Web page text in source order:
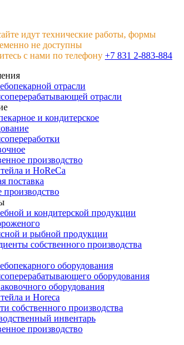
идут технические работы, формы
не доступны
с нами по телефону +7 831 2-883-884
отрасли
отрасли
и кондитерское
производство
и HoReCa
поставка
производство
и кондитерской продукции
и рыбной продукции
собственного производства
оборудования
оборудования
оборудования
и Horeca
собственного производства
инвентарь
производство